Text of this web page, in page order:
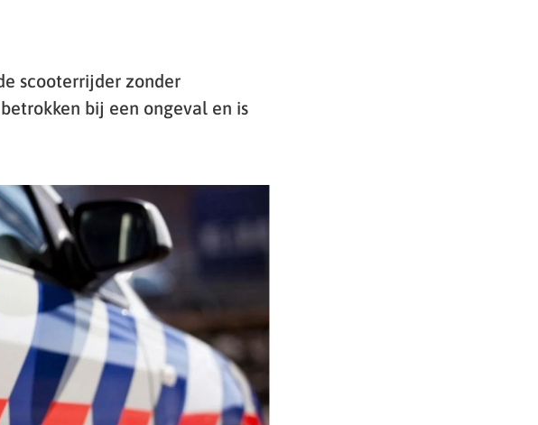
scooterrijder zonder
bij een ongeval en is